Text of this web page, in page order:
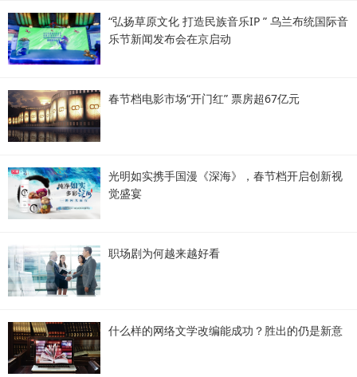
“弘扬草原文化 打造民族音乐IP ” 乌兰布统国际音
乐节新闻发布会在京启动
春节档电影市场“开门红” 票房超67亿元
光明如实携手国漫《深海》，春节档开启创新视
觉盛宴
职场剧为何越来越好看
什么样的网络文学改编能成功？胜出的仍是新意